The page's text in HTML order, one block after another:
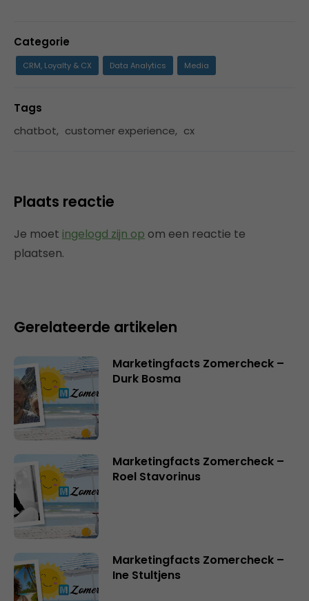
Categorie
CRM, Loyalty & CX Data Analytics Media
Tags
chatbot, customer experience, cx
Plaats reactie
Je moet ingelogd zijn op om een reactie te
plaatsen.
Gerelateerde artikelen
Marketingfacts Zomercheck –
Durk Bosma
Marketingfacts Zomercheck –
Roel Stavorinus
Marketingfacts Zomercheck –
Ine Stultjens